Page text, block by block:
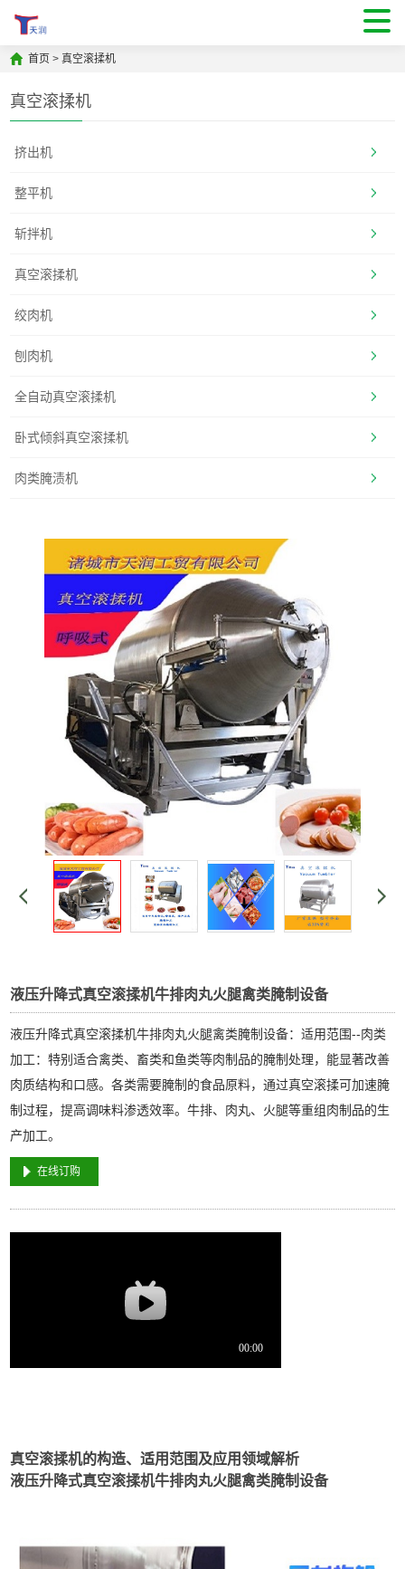
首页 >真空滚揉机
真空滚揉机
挤出机
整平机
斩拌机
真空滚揉机
绞肉机
刨肉机
全自动真空滚揉机
卧式倾斜真空滚揉机
肉类腌渍机
液压升降式真空滚揉机牛排肉丸火腿禽类腌制设备
液压升降式真空滚揉机牛排肉丸火腿禽类腌制设备：适用范围--肉类
加工：特别适合禽类、畜类和鱼类等肉制品的腌制处理，能显著改善
肉质结构和口感。各类需要腌制的食品原料，通过真空滚揉可加速腌
制过程，提高调味料渗透效率。牛排、肉丸、火腿等重组肉制品的生
产加工。
在线订购
真空滚揉机的构造、适用范围及应用领域解析
液压升降式真空滚揉机牛排肉丸火腿禽类腌制设备